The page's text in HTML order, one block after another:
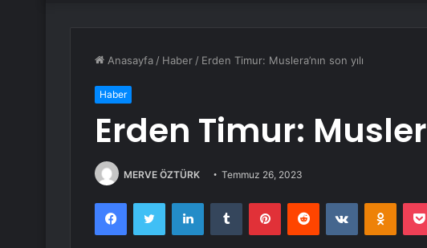
Anasayfa / Haber / Erden Timur: Muslera’nın son yılı
Haber
Erden Timur:
MERVE ÖZTÜRK Temmuz 26, 2023
FacebookTwitter LinkedInTumblr PinterestReddit VKontakte